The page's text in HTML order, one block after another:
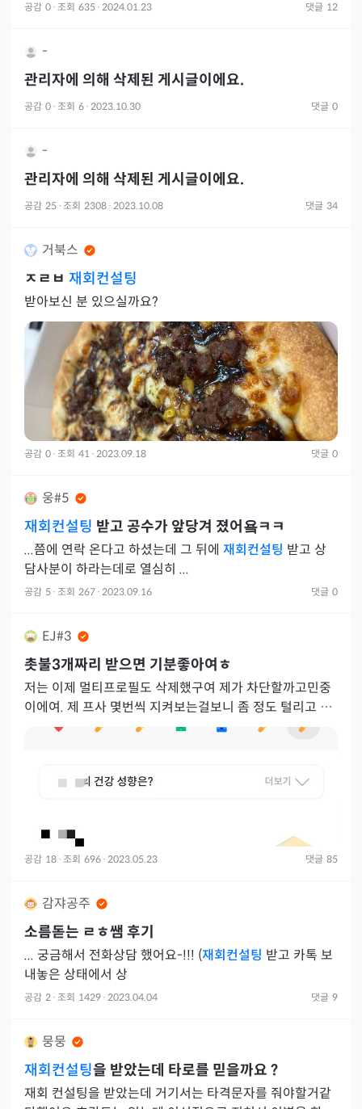
공감 0 · 조회 635 · 2024.01.23 댓글 12
-
관리자에 의해 삭제된 게시글이에요.
공감 0 · 조회 6 · 2023.10.30 댓글 0
-
관리자에 의해 삭제된 게시글이에요.
공감 25 · 조회 2308 · 2023.10.08 댓글 34
거북스
ㅈㄹㅂ 재회컨설팅
받아보신 분 있으실까요?
공감 0 · 조회 41 · 2023.09.18 댓글 0
웅#5
재회컨설팅 받고 공수가 앞당겨 졌어욬ㅋㅋ
...쯤에 연락 온다고 하셨는데 그 뒤에 재회컨설팅 받고 상
담사분이 하라는데로 열심히 ...
공감 5 · 조회 267 · 2023.09.16 댓글 0
EJ#3
촛불3개짜리 받으면 기분좋아여ㅎ
저는 이제 멀티프로필도 삭제했구여 제가 차단할까고민중
이에여. 제 프사 몇번씩 지켜보는걸보니 좀 정도 털리고 정
말 자꾸 미운감정들만 올라와요. 2월에 이별당하고 3월달
공감 18 · 조회 696 · 2023.05.23 댓글 85
감쟈공주
소름돋는 ㄹㅎ쌤 후기
... 궁금해서 전화상담 했어요-!!! (재회컨설팅 받고 카톡 보
내놓은 상태에서 상
공감 2 · 조회 1429 · 2023.04.04 댓글 9
뭉뭉
재회컨설팅을 받았는데 타로를 믿을까요 ?
재회 컨설팅을 받았는데 거기서는 타격문자를 줘야할거같